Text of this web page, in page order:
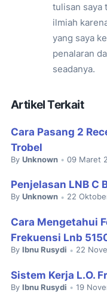
tulisan saya
ilmiah
yang saya
penalaran
seadanya.
Artikel Terkait
Cara Pasang 2
Trobel
By Unknown • 09 Maret
Penjelasan LNB C
By Unknown • 22
Cara Mengetahui
Frekuensi Lnb
By Ibnu Rusydi • 22
Sistem Kerja L.O.
By Ibnu Rusydi • 19